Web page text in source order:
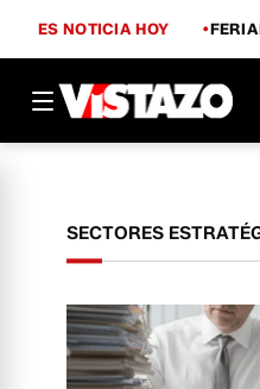
ES NOTICIA HOY
SECTORES